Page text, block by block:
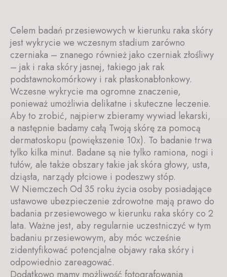
Celem badań przesiewowych w kierunku raka skóry
jest wykrycie we wczesnym stadium zarówno
czerniaka – znanego również jako czerniak złośliwy
– jak i raka skóry jasnej, takiego jak rak
podstawnokomórkowy i rak płaskonabłonkowy.
Wczesne wykrycie ma ogromne znaczenie,
ponieważ umożliwia delikatne i skuteczne leczenie.
Aby to zrobić, najpierw zbieramy wywiad lekarski,
a następnie badamy całą Twoją skórę za pomocą
dermatoskopu (powiększenie 10x). To badanie trwa
tylko kilka minut. Badane są nie tylko ramiona, nogi i
tułów, ale także obszary takie jak skóra głowy, usta,
dziąsła, narządy płciowe i podeszwy stóp.
W Niemczech Od 35 roku życia osoby posiadające
ustawowe ubezpieczenie zdrowotne mają prawo do
badania przesiewowego w kierunku raka skóry co 2
lata. Ważne jest, aby regularnie uczestniczyć w tym
badaniu przesiewowym, aby móc wcześnie
zidentyfikować potencjalne objawy raka skóry i
odpowiednio zareagować.
Dodatkowo mamy możliwość fotografowania